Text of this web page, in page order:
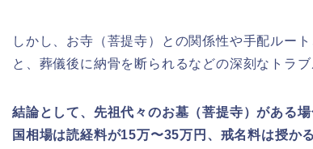
しかし、お寺（菩提寺）との関係性や手配ルー
と、葬儀後に納骨を断られるなどの深刻なトラ
結論として、先祖代々のお墓（菩提寺）がある
国相場は読経料が15万〜35万円、戒名料は授か